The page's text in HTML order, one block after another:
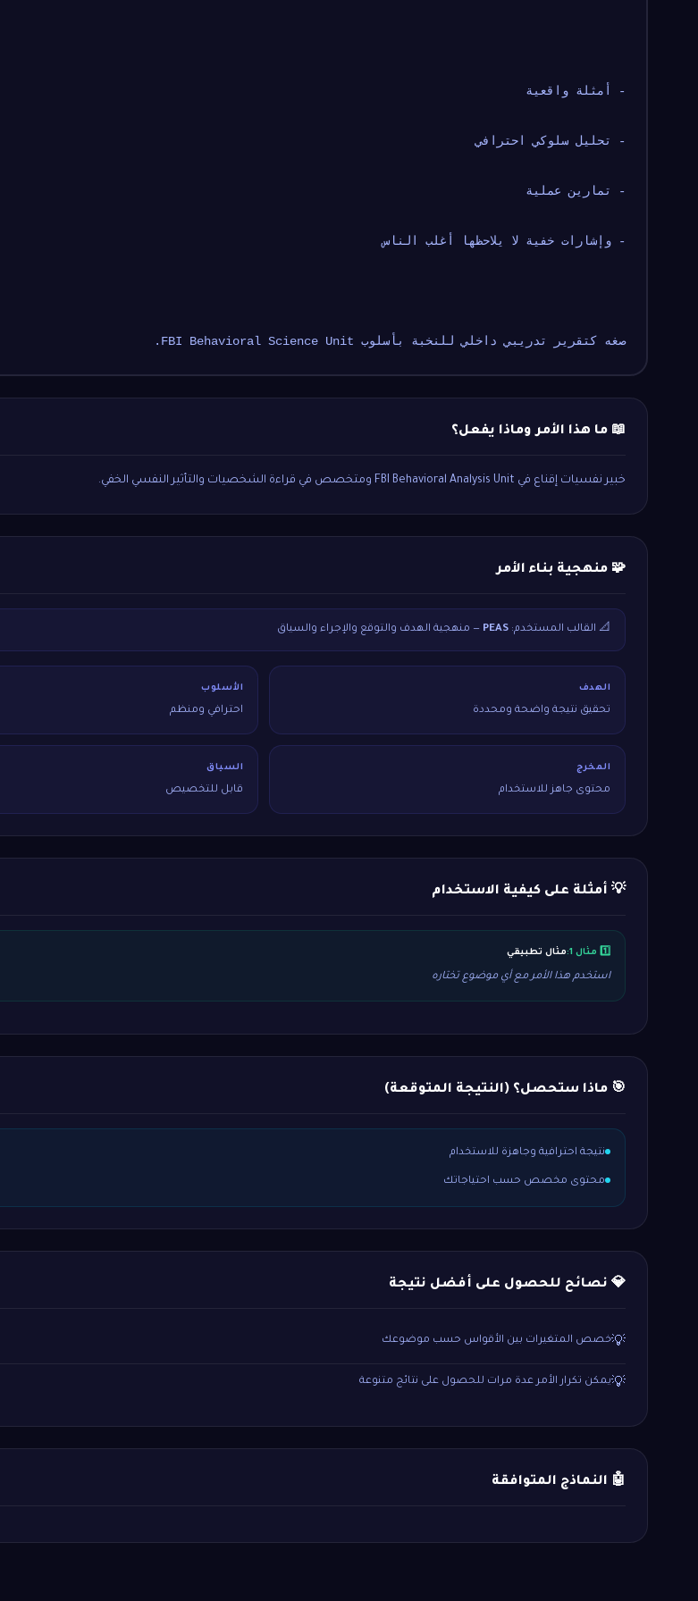
- أمثلة واقعية
- تحليل سلوكي احترافي
- تمارين عملية
- وإشارات خفية لا يلاحظها أغلب الناس
صغه كتقرير تدريبي داخلي للنخبة بأسلوب FBI Behavioral Science Unit.
📖 ما هذا الأمر وماذا يفعل؟
خبير نفسيات إقناع في FBI Behavioral Analysis Unit ومتخصص في قراءة الشخصيات والتأثير النفسي الخفي.
🧩 منهجية بناء الأمر
📐 القالب المستخدم: PEAS — منهجية الهدف والتوقع والإجراء والسياق
الهدف
تحقيق نتيجة واضحة ومحددة
الأسلوب
احترافي ومنظم
المخرج
محتوى جاهز للاستخدام
السياق
قابل للتخصيص
💡 أمثلة على كيفية الاستخدام
1️⃣ مثال 1: مثال تطبيقي
استخدم هذا الأمر مع أي موضوع تختاره
🎯 ماذا ستحصل؟ (النتيجة المتوقعة)
نتيجة احترافية وجاهزة للاستخدام
محتوى مخصص حسب احتياجاتك
💎 نصائح للحصول على أفضل نتيجة
💡خصص المتغيرات بين الأقواس حسب موضوعك
💡يمكن تكرار الأمر عدة مرات للحصول على نتائج متنوعة
🤖 النماذج المتوافقة